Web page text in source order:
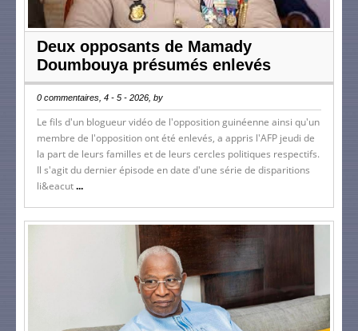
Deux opposants de Mamady
Doumbouya présumés enlevés
0 commentaires, 4 - 5 - 2026, by
Le fils d'un blogueur vidéo de l'opposition guinéenne ainsi qu'un
membre de l'opposition ont été enlevés, a appris l'AFP jeudi de
la part de leurs familles et de leurs cercles politiques respectifs.
Il s'agit du dernier épisode en date d'une série de disparitions
li&eacut...